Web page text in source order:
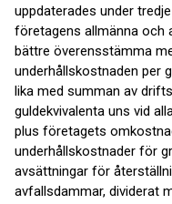
uppdaterades under
företagens allmänna och
bättre överensstämma
underhållskostnaden per
lika med summan av
guldekvivalenta uns vid
plus företagets
underhållskostnader för
avsättningar för
avfallsdammar, dividerat